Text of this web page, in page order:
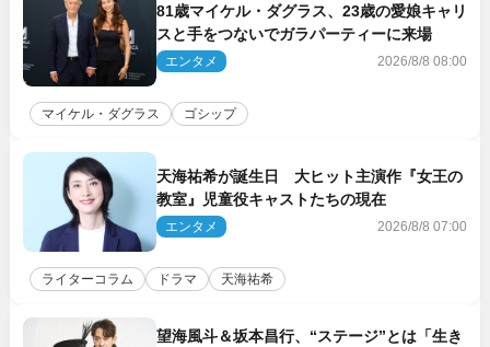
81歳マイケル・ダグラス、23歳の愛娘キャリ
スと手をつないでガラパーティーに来場
エンタメ 2026/8/8 08:00
マイケル・ダグラス ゴシップ
天海祐希が誕生日 大ヒット主演作『女王の
教室』児童役キャストたちの現在
エンタメ 2026/8/8 07:00
ライターコラム ドラマ 天海祐希
望海風斗＆坂本昌行、“ステージ”とは「生き